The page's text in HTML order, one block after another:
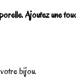
Ajoutez une
bijou.